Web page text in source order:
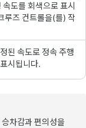
도를 회색으로 표시
루즈 컨트롤을(를) 작
된 속도로 정속 주행
시됩니다.
차감과 편의성을